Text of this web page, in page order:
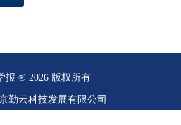
报 ® 2026 版权所有
勤云科技发展有限公司